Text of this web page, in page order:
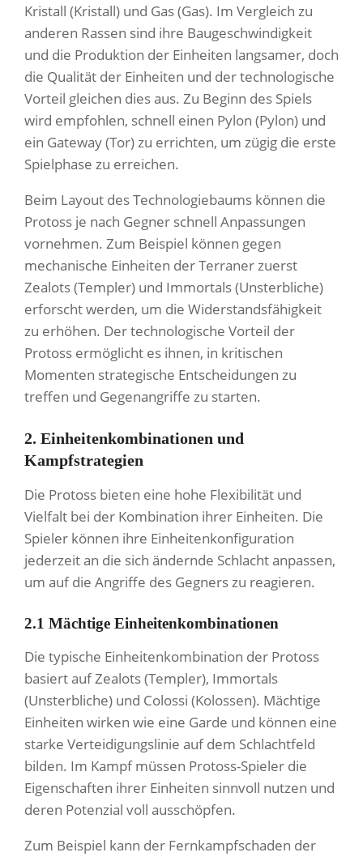
Kristall (Kristall) und Gas (Gas). Im Vergleich zu
anderen Rassen sind ihre Baugeschwindigkeit
und die Produktion der Einheiten langsamer, doch
die Qualität der Einheiten und der technologische
Vorteil gleichen dies aus. Zu Beginn des Spiels
wird empfohlen, schnell einen Pylon (Pylon) und
ein Gateway (Tor) zu errichten, um zügig die erste
Spielphase zu erreichen.
Beim Layout des Technologiebaums können die
Protoss je nach Gegner schnell Anpassungen
vornehmen. Zum Beispiel können gegen
mechanische Einheiten der Terraner zuerst
Zealots (Templer) und Immortals (Unsterbliche)
erforscht werden, um die Widerstandsfähigkeit
zu erhöhen. Der technologische Vorteil der
Protoss ermöglicht es ihnen, in kritischen
Momenten strategische Entscheidungen zu
treffen und Gegenangriffe zu starten.
2. Einheitenkombinationen und
Kampfstrategien
Die Protoss bieten eine hohe Flexibilität und
Vielfalt bei der Kombination ihrer Einheiten. Die
Spieler können ihre Einheitenkonfiguration
jederzeit an die sich ändernde Schlacht anpassen,
um auf die Angriffe des Gegners zu reagieren.
2.1 Mächtige Einheitenkombinationen
Die typische Einheitenkombination der Protoss
basiert auf Zealots (Templer), Immortals
(Unsterbliche) und Colossi (Kolossen). Mächtige
Einheiten wirken wie eine Garde und können eine
starke Verteidigungslinie auf dem Schlachtfeld
bilden. Im Kampf müssen Protoss-Spieler die
Eigenschaften ihrer Einheiten sinnvoll nutzen und
deren Potenzial voll ausschöpfen.
Zum Beispiel kann der Fernkampfschaden der